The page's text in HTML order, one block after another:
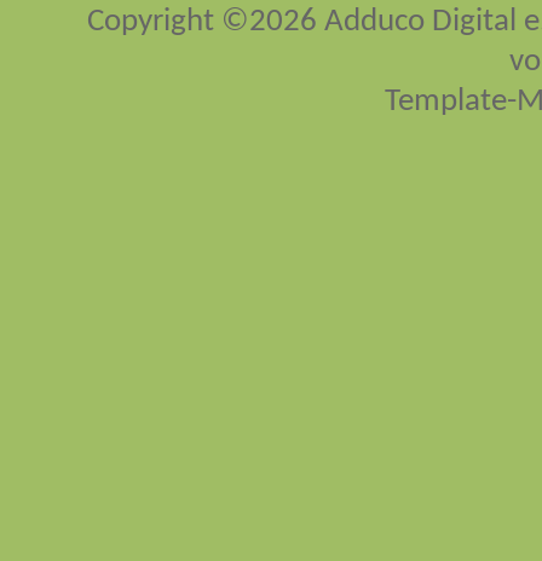
Copyright ©2026 Adduco Digital
Template-